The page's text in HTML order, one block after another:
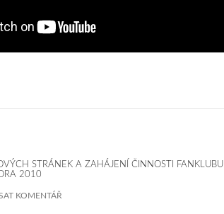
STRÁNEK A ZAHÁJENÍ ČINNOSTI FANKLUBU
2010
KOMENTÁŘ